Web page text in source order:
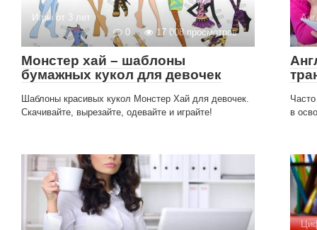
Игры от 3 лет
0
17 008 просмотров
Монстер хай – шаблоны
бумажных кукол для девочек
Шаблоны красивых кукол Монстер Хай для девочек.
Скачивайте, вырезайте, одевайте и играйте!
в